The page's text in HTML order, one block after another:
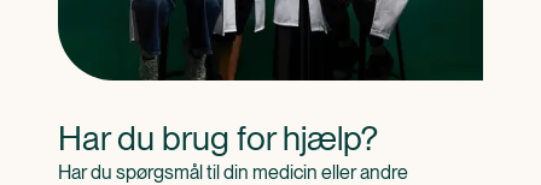
Har du brug for hjælp?
Har du spørgsmål til din medicin eller andre